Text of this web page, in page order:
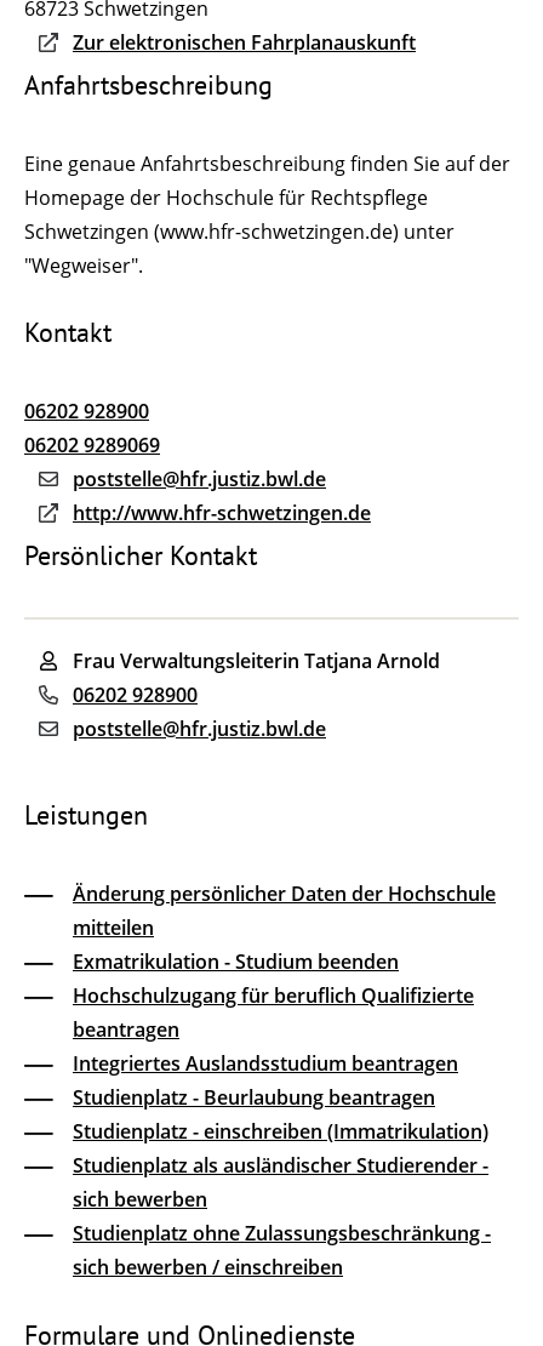
68723Schwetzingen
Zur elektronischen Fahrplanauskunft
Anfahrtsbeschreibung
Eine genaue Anfahrtsbeschreibung finden Sie auf der
Homepage der Hochschule für Rechtspflege
Schwetzingen (www.hfr-schwetzingen.de) unter
"Wegweiser".
Kontakt
06202 928900
06202 9289069
poststelle@hfr.justiz.bwl.de
http://www.hfr-schwetzingen.de
Persönlicher Kontakt
Frau Verwaltungsleiterin Tatjana Arnold
06202 928900
poststelle@hfr.justiz.bwl.de
Leistungen
Änderung persönlicher Daten der Hochschule
mitteilen
Exmatrikulation - Studium beenden
Hochschulzugang für beruflich Qualifizierte
beantragen
Integriertes Auslandsstudium beantragen
Studienplatz - Beurlaubung beantragen
Studienplatz - einschreiben (Immatrikulation)
Studienplatz als ausländischer Studierender -
sich bewerben
Studienplatz ohne Zulassungsbeschränkung -
sich bewerben / einschreiben
Formulare und Onlinedienste